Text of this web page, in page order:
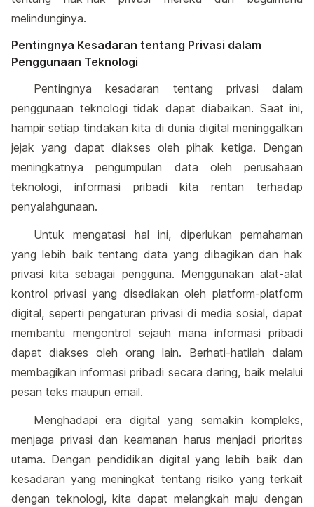
melindunginya.
Pentingnya Kesadaran tentang Privasi dalam
Penggunaan Teknologi
Pentingnya kesadaran tentang privasi dalam
penggunaan teknologi tidak dapat diabaikan. Saat ini,
hampir setiap tindakan kita di dunia digital meninggalkan
jejak yang dapat diakses oleh pihak ketiga. Dengan
meningkatnya pengumpulan data oleh perusahaan
teknologi, informasi pribadi kita rentan terhadap
penyalahgunaan.
Untuk mengatasi hal ini, diperlukan pemahaman
yang lebih baik tentang data yang dibagikan dan hak
privasi kita sebagai pengguna. Menggunakan alat-alat
kontrol privasi yang disediakan oleh platform-platform
digital, seperti pengaturan privasi di media sosial, dapat
membantu mengontrol sejauh mana informasi pribadi
dapat diakses oleh orang lain. Berhati-hatilah dalam
membagikan informasi pribadi secara daring, baik melalui
pesan teks maupun email.
Menghadapi era digital yang semakin kompleks,
menjaga privasi dan keamanan harus menjadi prioritas
utama. Dengan pendidikan digital yang lebih baik dan
kesadaran yang meningkat tentang risiko yang terkait
dengan teknologi, kita dapat melangkah maju dengan